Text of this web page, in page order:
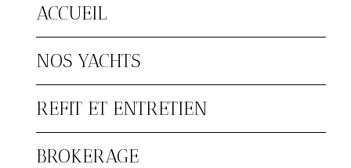
ACCUEIL
NOS YACHTS
REFIT ET ENTRETIEN
BROKERAGE